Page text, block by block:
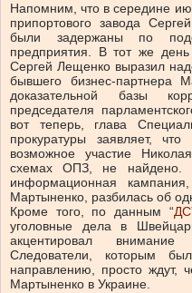
Напомним, что в середине
припортового завода
были задержаны по
предприятия. В тот же
Сергей Лещенко выразил
бывшего бизнес-партнера
доказательной базы
председателя
вот теперь, глава
прокуратуры заявляет,
возможное участие
схемах ОПЗ, не найдено.
информационная
Мартыненко, разбилась об
Кроме того, по данным “ДС
уголовные дела в
акцентировал
Следователи, которым
направлению, просто ждут,
Мартыненко в Украине.